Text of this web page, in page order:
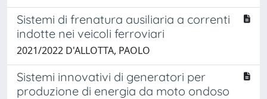
Sistemi di frenatura ausiliaria a correnti
indotte nei veicoli ferroviari
2021/2022 D'ALLOTTA, PAOLO
Sistemi innovativi di generatori per
produzione di energia da moto ondoso